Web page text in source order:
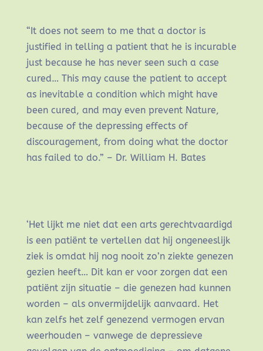
“It does not seem to me that a doctor is
justified in telling a patient that he is incurable
just because he has never seen such a case
cured… This may cause the patient to accept
as inevitable a condition which might have
been cured, and may even prevent Nature,
because of the depressing effects of
discouragement, from doing what the doctor
has failed to do.” – Dr. William H. Bates
‘Het lijkt me niet dat een arts gerechtvaardigd
is een patiënt te vertellen dat hij ongeneeslijk
ziek is omdat hij nog nooit zo’n ziekte genezen
gezien heeft… Dit kan er voor zorgen dat een
patiënt zijn situatie – die genezen had kunnen
worden – als onvermijdelijk aanvaard. Het
kan zelfs het zelf genezend vermogen ervan
weerhouden – vanwege de depressieve